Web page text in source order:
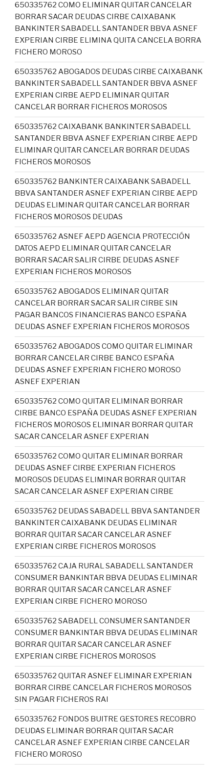
650335762 COMO ELIMINAR QUITAR CANCELAR
BORRAR SACAR DEUDAS CIRBE CAIXABANK
BANKINTER SABADELL SANTANDER BBVA ASNEF
EXPERIAN CIRBE ELIMINA QUITA CANCELA BORRA
FICHERO MOROSO
650335762 ABOGADOS DEUDAS CIRBE CAIXABANK
BANKINTER SABADELL SANTANDER BBVA ASNEF
EXPERIAN CIRBE AEPD ELIMINAR QUITAR
CANCELAR BORRAR FICHEROS MOROSOS
650335762 CAIXABANK BANKINTER SABADELL
SANTANDER BBVA ASNEF EXPERIAN CIRBE AEPD
ELIMINAR QUITAR CANCELAR BORRAR DEUDAS
FICHEROS MOROSOS
650335762 BANKINTER CAIXABANK SABADELL
BBVA SANTANDER ASNEF EXPERIAN CIRBE AEPD
DEUDAS ELIMINAR QUITAR CANCELAR BORRAR
FICHEROS MOROSOS DEUDAS
650335762 ASNEF AEPD AGENCIA PROTECCIÓN
DATOS AEPD ELIMINAR QUITAR CANCELAR
BORRAR SACAR SALIR CIRBE DEUDAS ASNEF
EXPERIAN FICHEROS MOROSOS
650335762 ABOGADOS ELIMINAR QUITAR
CANCELAR BORRAR SACAR SALIR CIRBE SIN
PAGAR BANCOS FINANCIERAS BANCO ESPAÑA
DEUDAS ASNEF EXPERIAN FICHEROS MOROSOS
650335762 ABOGADOS COMO QUITAR ELIMINAR
BORRAR CANCELAR CIRBE BANCO ESPAÑA
DEUDAS ASNEF EXPERIAN FICHERO MOROSO
ASNEF EXPERIAN
650335762 COMO QUITAR ELIMINAR BORRAR
CIRBE BANCO ESPAÑA DEUDAS ASNEF EXPERIAN
FICHEROS MOROSOS ELIMINAR BORRAR QUITAR
SACAR CANCELAR ASNEF EXPERIAN
650335762 COMO QUITAR ELIMINAR BORRAR
DEUDAS ASNEF CIRBE EXPERIAN FICHEROS
MOROSOS DEUDAS ELIMINAR BORRAR QUITAR
SACAR CANCELAR ASNEF EXPERIAN CIRBE
650335762 DEUDAS SABADELL BBVA SANTANDER
BANKINTER CAIXABANK DEUDAS ELIMINAR
BORRAR QUITAR SACAR CANCELAR ASNEF
EXPERIAN CIRBE FICHEROS MOROSOS
650335762 CAJA RURAL SABADELL SANTANDER
CONSUMER BANKINTAR BBVA DEUDAS ELIMINAR
BORRAR QUITAR SACAR CANCELAR ASNEF
EXPERIAN CIRBE FICHERO MOROSO
650335762 SABADELL CONSUMER SANTANDER
CONSUMER BANKINTAR BBVA DEUDAS ELIMINAR
BORRAR QUITAR SACAR CANCELAR ASNEF
EXPERIAN CIRBE FICHEROS MOROSOS
650335762 QUITAR ASNEF ELIMINAR EXPERIAN
BORRAR CIRBE CANCELAR FICHEROS MOROSOS
SIN PAGAR FICHEROS RAI
650335762 FONDOS BUITRE GESTORES RECOBRO
DEUDAS ELIMINAR BORRAR QUITAR SACAR
CANCELAR ASNEF EXPERIAN CIRBE CANCELAR
FICHERO MOROSO